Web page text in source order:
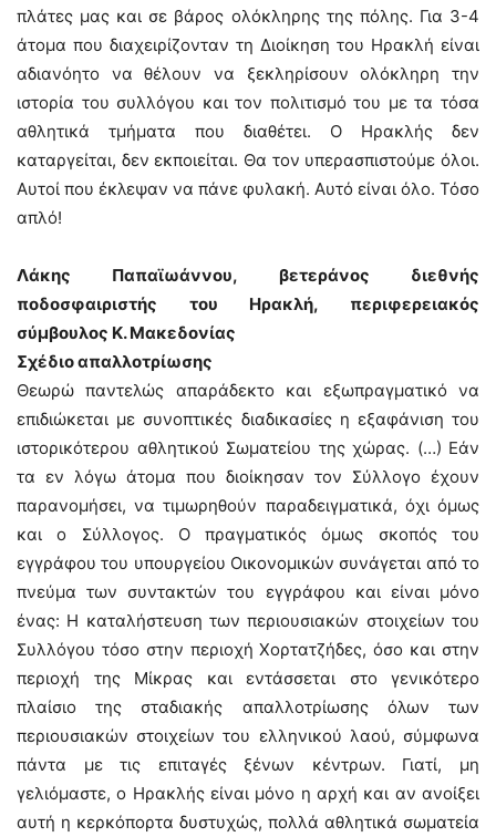
πλάτες μας και σε βάρος ολόκληρης της πόλης. Για 3-4
άτομα που διαχειρίζονταν τη Διοίκηση του Ηρακλή είναι
αδιανόητο να θέλουν να ξεκληρίσουν ολόκληρη την
ιστορία του συλλόγου και τον πολιτισμό του με τα τόσα
αθλητικά τμήματα που διαθέτει. Ο Ηρακλής δεν
καταργείται, δεν εκποιείται. Θα τον υπερασπιστούμε όλοι.
Αυτοί που έκλεψαν να πάνε φυλακή. Αυτό είναι όλο. Τόσο
απλό!
Λάκης Παπαϊωάννου, βετεράνος διεθνής
ποδοσφαιριστής του Ηρακλή, περιφερειακός
σύμβουλος Κ. Μακεδονίας
Σχέδιο απαλλοτρίωσης
Θεωρώ παντελώς απαράδεκτο και εξωπραγματικό να
επιδιώκεται με συνοπτικές διαδικασίες η εξαφάνιση του
ιστορικότερου αθλητικού Σωματείου της χώρας. (…) Εάν
τα εν λόγω άτομα που διοίκησαν τον Σύλλογο έχουν
παρανομήσει, να τιμωρηθούν παραδειγματικά, όχι όμως
και ο Σύλλογος. Ο πραγματικός όμως σκοπός του
εγγράφου του υπουργείου Οικονομικών συνάγεται από το
πνεύμα των συντακτών του εγγράφου και είναι μόνο
ένας: Η καταλήστευση των περιουσιακών στοιχείων του
Συλλόγου τόσο στην περιοχή Χορτατζήδες, όσο και στην
περιοχή της Μίκρας και εντάσσεται στο γενικότερο
πλαίσιο της σταδιακής απαλλοτρίωσης όλων των
περιουσιακών στοιχείων του ελληνικού λαού, σύμφωνα
πάντα με τις επιταγές ξένων κέντρων. Γιατί, μη
γελιόμαστε, ο Ηρακλής είναι μόνο η αρχή και αν ανοίξει
αυτή η κερκόπορτα δυστυχώς, πολλά αθλητικά σωματεία